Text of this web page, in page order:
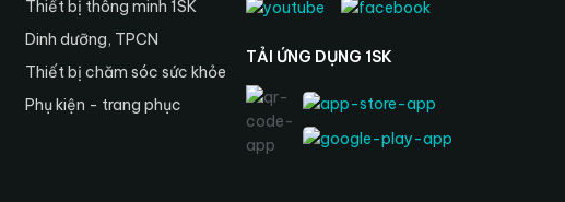
Thiết bị thông minh 1SK
Dinh dưỡng, TPCN
Thiết bị chăm sóc sức khỏe
Phụ kiện - trang phục
TẢI ỨNG DỤNG 1SK